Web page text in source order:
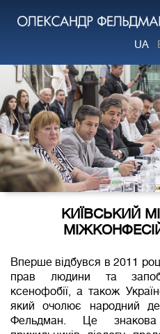
UA
КИЇВСЬКИЙ
Вперше відбувся в 2011
прав людини та
ксенофобії, а також
який очолює народний
Фельдман. Це